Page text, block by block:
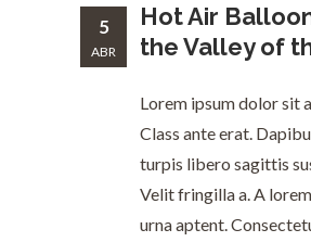
5
ABR
Hot Air
the Valley of
Lorem ipsum dolor sit
Class ante erat.
turpis libero sagittis
Velit fringilla a. A
urna aptent.